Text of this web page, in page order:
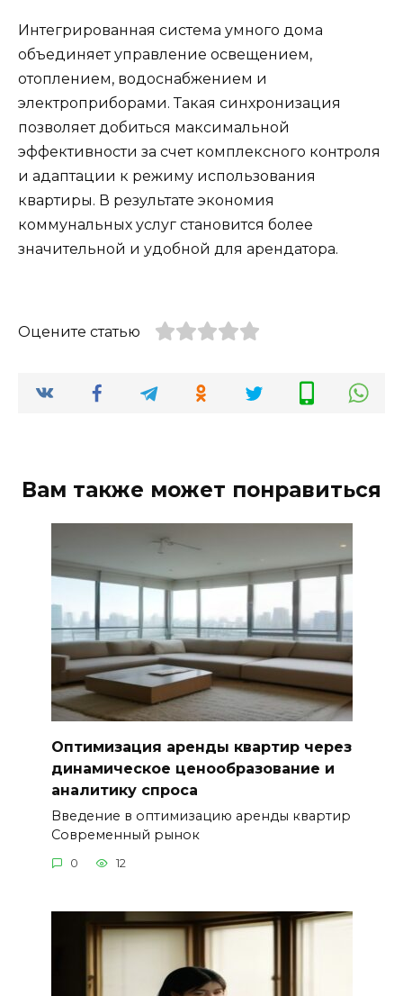
Интегрированная система умного дома
объединяет управление освещением,
отоплением, водоснабжением и
электроприборами. Такая синхронизация
позволяет добиться максимальной
эффективности за счет комплексного контроля
и адаптации к режиму использования
квартиры. В результате экономия
коммунальных услуг становится более
значительной и удобной для арендатора.
Оцените статью
Вам также может понравиться
Оптимизация аренды квартир через
динамическое ценообразование и
аналитику спроса
Введение в оптимизацию аренды квартир
Современный рынок
0 12